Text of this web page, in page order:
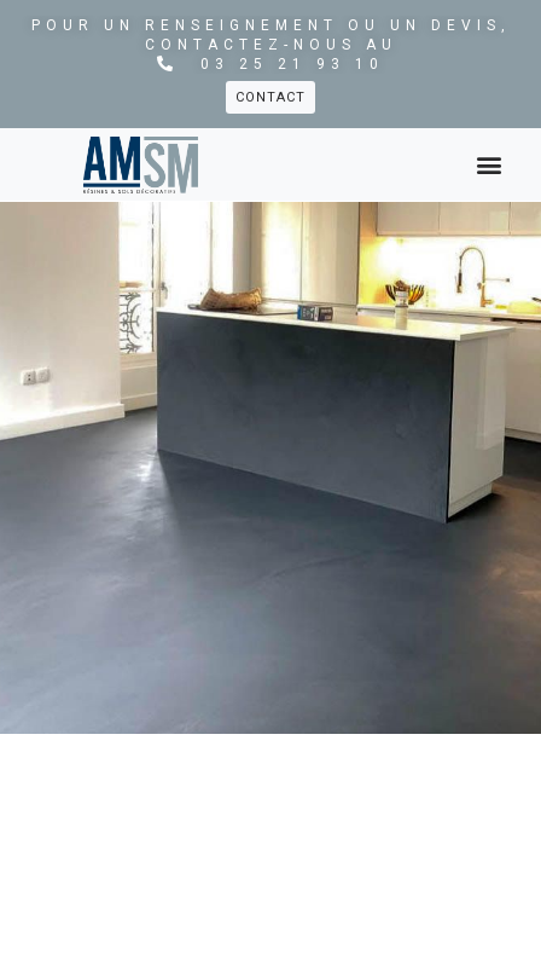
POUR UN RENSEIGNEMENT OU UN DEVIS,
CONTACTEZ-NOUS AU
03 25 21 93 10
CONTACT